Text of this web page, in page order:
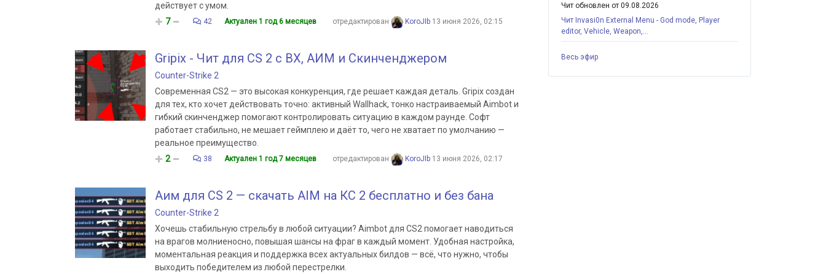
действует с умом.
7
42 Актуален 1 год 6 месяцев отредактирован KoroJIb 13 июня 2026, 02:15
Gripix - Чит для CS 2 с ВХ, АИМ и Скинченджером
Counter-Strike 2
Современная CS2 — это высокая конкуренция, где решает каждая деталь. Gripix создан
для тех, кто хочет действовать точно: активный Wallhack, тонко настраиваемый Aimbot и
гибкий скинченджер помогают контролировать ситуацию в каждом раунде. Софт
работает стабильно, не мешает геймплею и даёт то, чего не хватает по умолчанию —
реальное преимущество.
2
38 Актуален 1 год 7 месяцев отредактирован KoroJIb 13 июня 2026, 02:17
Аим для CS 2 — скачать AIM на КС 2 бесплатно и без бана
Counter-Strike 2
Хочешь стабильную стрельбу в любой ситуации? Aimbot для CS2 помогает наводиться
на врагов молниеносно, повышая шансы на фраг в каждый момент. Удобная настройка,
моментальная реакция и поддержка всех актуальных билдов — всё, что нужно, чтобы
выходить победителем из любой перестрелки.
Чит обновлен от 09.08.2026
Чит Invasi0n External Menu - God mode, Player
editor, Vehicle, Weapon,...
Весь эфир